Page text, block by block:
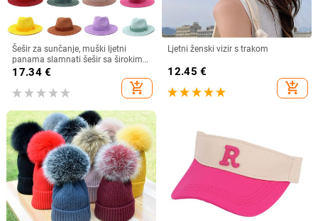
Šešir za sunčanje, muški ljetni
panama slamnati šešir sa širokim
obodom, modni šareni šešir za
sunčanje na otvorenom, jazz za
plažu, veleprodaja
17.34€
add_shopping_cart
Ljetni ženski vizir s trakom
12.45 €
add_shopping_cart